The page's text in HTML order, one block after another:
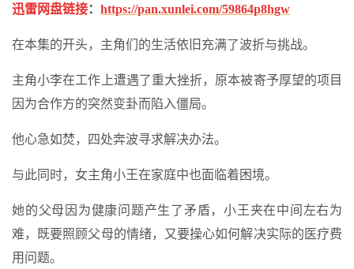
迅雷网盘链接： https://pan.xunlei.com/59864p8hgw
在本集的开头，主角们的生活依旧充满了波折与挑战。
主角小李在工作上遭遇了重大挫折，原本被寄予厚望的项目
因为合作方的突然变卦而陷入僵局。
他心急如焚，四处奔波寻求解决办法。
与此同时，女主角小王在家庭中也面临着困境。
她的父母因为健康问题产生了矛盾，小王夹在中间左右为
难，既要照顾父母的情绪，又要操心如何解决实际的医疗费
用问题。